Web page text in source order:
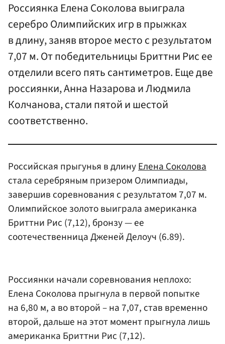
Россиянка Елена Соколова выиграла
серебро Олимпийских игр в прыжках
в длину, заняв второе место с результатом
7,07 м. От победительницы Бриттни Рис ее
отделили всего пять сантиметров. Еще две
россиянки, Анна Назарова и Людмила
Колчанова, стали пятой и шестой
соответственно.
Российская прыгунья в длинуЕлена Соколова
стала серебряным призером Олимпиады,
завершив соревнования с результатом 7,07 м.
Олимпийское золото выиграла американка
Бриттни Рис (7,12), бронзу — ее
соотечественница Дженей Делоуч (6.89).
Россиянки начали соревнования неплохо:
Елена Соколова прыгнула в первой попытке
на 6,80 м, а во второй – на 7,07, став временно
второй, дальше на этот момент прыгнула лишь
американка Бриттни Рис (7,12).